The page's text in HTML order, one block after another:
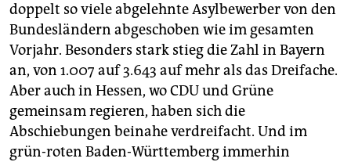
doppelt so viele abgelehnte Asylbewerber von den
Bundesländern abgeschoben wie im gesamten
Vorjahr. Besonders stark stieg die Zahl in Bayern
an, von 1.007 auf 3.643 auf mehr als das Dreifache.
Aber auch in Hessen, wo CDU und Grüne
gemeinsam regieren, haben sich die
Abschiebungen beinahe verdreifacht. Und im
grün-roten Baden-Württemberg immerhin